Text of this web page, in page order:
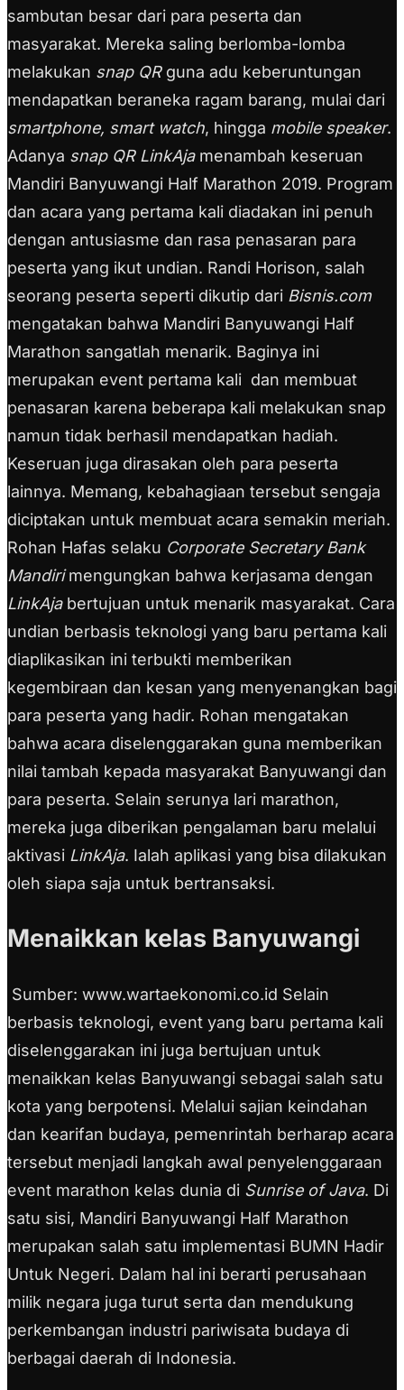
sambutan besar dari para peserta dan
masyarakat. Mereka saling berlomba-lomba
melakukan snap QRguna adu keberuntungan
mendapatkan beraneka ragam barang, mulai dari
smartphone, smart watch, hingga mobile speaker.
Adanya snap QR LinkAjamenambah keseruan
Mandiri Banyuwangi Half Marathon 2019. Program
dan acara yang pertama kali diadakan ini penuh
dengan antusiasme dan rasa penasaran para
peserta yang ikut undian. Randi Horison, salah
seorang peserta seperti dikutip dari Bisnis.com
mengatakan bahwa Mandiri Banyuwangi Half
Marathon sangatlah menarik. Baginya ini
merupakan event pertama kali dan membuat
penasaran karena beberapa kali melakukan snap
namun tidak berhasil mendapatkan hadiah.
Keseruan juga dirasakan oleh para peserta
lainnya. Memang, kebahagiaan tersebut sengaja
diciptakan untuk membuat acara semakin meriah.
Rohan Hafas selaku Corporate Secretary Bank
Mandirimengungkan bahwa kerjasama dengan
LinkAjabertujuan untuk menarik masyarakat. Cara
undian berbasis teknologi yang baru pertama kali
diaplikasikan ini terbukti memberikan
kegembiraan dan kesan yang menyenangkan bagi
para peserta yang hadir. Rohan mengatakan
bahwa acara diselenggarakan guna memberikan
nilai tambah kepada masyarakat Banyuwangi dan
para peserta. Selain serunya lari marathon,
mereka juga diberikan pengalaman baru melalui
aktivasi LinkAja. Ialah aplikasi yang bisa dilakukan
oleh siapa saja untuk bertransaksi.
Menaikkan kelas Banyuwangi
Sumber: www.wartaekonomi.co.id Selain
berbasis teknologi, event yang baru pertama kali
diselenggarakan ini juga bertujuan untuk
menaikkan kelas Banyuwangi sebagai salah satu
kota yang berpotensi. Melalui sajian keindahan
dan kearifan budaya, pemenrintah berharap acara
tersebut menjadi langkah awal penyelenggaraan
event marathon kelas dunia di Sunrise of Java. Di
satu sisi, Mandiri Banyuwangi Half Marathon
merupakan salah satu implementasi BUMN Hadir
Untuk Negeri. Dalam hal ini berarti perusahaan
milik negara juga turut serta dan mendukung
perkembangan industri pariwisata budaya di
berbagai daerah di Indonesia.